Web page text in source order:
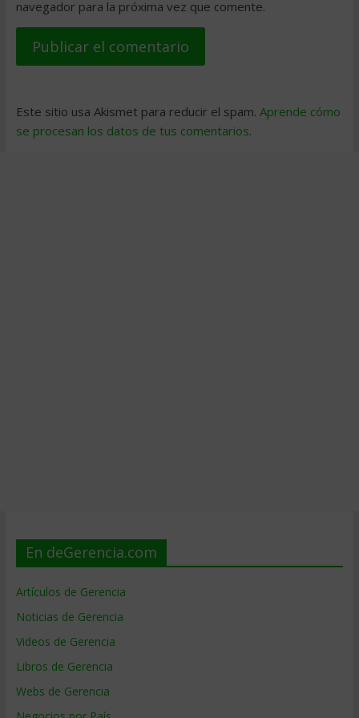
navegador para la próxima vez que comente.
Este sitio usa Akismet para reducir el spam. Aprende cómo
se procesan los datos de tus comentarios.
En deGerencia.com
Artículos de Gerencia
Noticias de Gerencia
Videos de Gerencia
Libros de Gerencia
Webs de Gerencia